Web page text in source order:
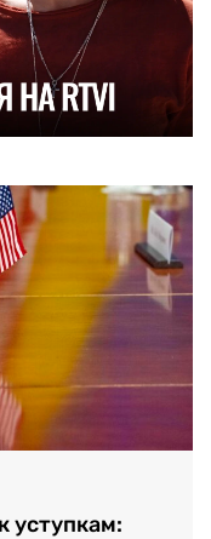
уступкам: